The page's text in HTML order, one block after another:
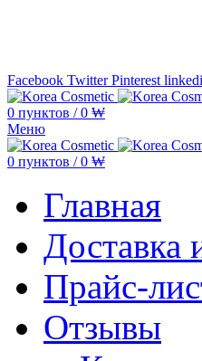
Facebook Twitter Pinterest
0 пунктов / 0 ₩
Меню
0 пунктов / 0 ₩
Главная
Доставка
Прайс-
Отзывы